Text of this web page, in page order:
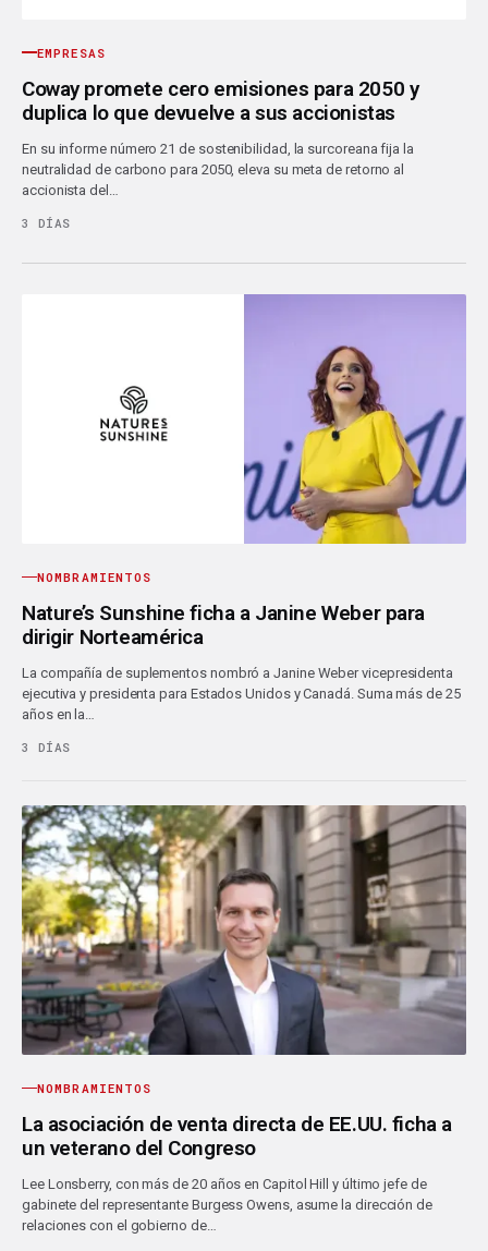
EMPRESAS
Coway promete cero emisiones para 2050 y
duplica lo que devuelve a sus accionistas
En su informe número 21 de sostenibilidad, la surcoreana fija la
neutralidad de carbono para 2050, eleva su meta de retorno al
accionista del…
3 DÍAS
NOMBRAMIENTOS
Nature’s Sunshine ficha a Janine Weber para
dirigir Norteamérica
La compañía de suplementos nombró a Janine Weber vicepresidenta
ejecutiva y presidenta para Estados Unidos y Canadá. Suma más de 25
años en la…
3 DÍAS
NOMBRAMIENTOS
La asociación de venta directa de EE.UU. ficha a
un veterano del Congreso
Lee Lonsberry, con más de 20 años en Capitol Hill y último jefe de
gabinete del representante Burgess Owens, asume la dirección de
relaciones con el gobierno de…